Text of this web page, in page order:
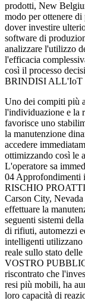
prodotti, New
modo per ottenere
dover investire
software di
analizzare l'utilizzo
l'efficacia
così il processo
BRINDISI ALL'IoT
Uno dei compiti più
l'individuazione e la
favorisce uno
la manutenzione
accedere
ottimizzando così le
L'operatore sa
04
RISCHIO
Carson City,
effettuare la
seguenti sistemi
di rifiuti, automezzi
intelligenti utilizzano
reale sullo stato
VOSTRO
riscontrato che
resi più mobili, ha
loro capacità di